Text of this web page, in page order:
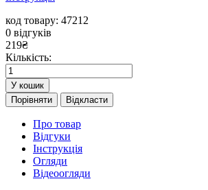
код товару: 47212
0 відгуків
219₴
Кількість:
У кошик
Порівняти
Відкласти
Про товар
Відгуки
Інструкція
Огляди
Відеоогляди